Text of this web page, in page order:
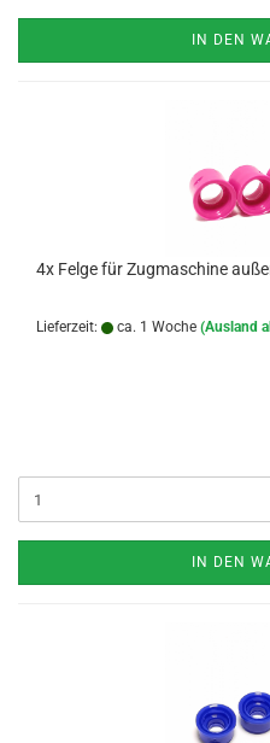
IN DEN
4x Felge für Zugmaschine
Lieferzeit: ca. 1 Woche (Ausland
IN DEN